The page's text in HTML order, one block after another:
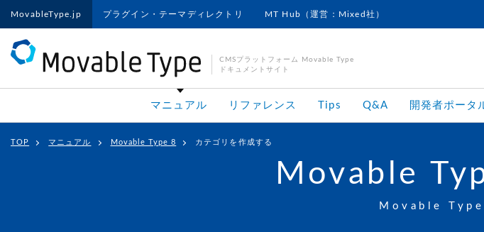
MovableType.jp プラグイン・テーマディレクトリ MT Hub（運営：Mixed社）
CMSプラットフォーム Movable Type
ドキュメントサイト
マニュアル リファレンス Tips Q&A 開発者ポータ
TOP マニュアル Movable Type 8 カテゴリを作成する
Movable
Movable Type